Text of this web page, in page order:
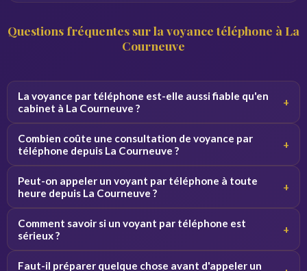
Questions fréquentes sur la voyance téléphone à La
Courneuve
La voyance par téléphone est-elle aussi fiable qu'en
cabinet à La Courneuve ?
+
Par téléphone, le voyant se concentre sur votre voix et
Combien coûte une consultation de voyance par
téléphone depuis La Courneuve ?
+
voyant. Des premières minutes sont souvent offertes
Peut-on appeler un voyant par téléphone à toute
heure depuis La Courneuve ?
+
pouvez appeler de jour comme de nuit depuis La
Comment savoir si un voyant par téléphone est
sérieux ?
+
Faut-il préparer quelque chose avant d'appeler un